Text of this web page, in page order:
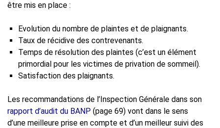
être mis en place :
Evolution du nombre de plaintes et de plaignants.
Taux de récidive des contrevenants.
Temps de résolution des plaintes (c’est un élément
primordial pour les victimes de privation de sommeil).
Satisfaction des plaignants.
Les recommandations de l’Inspection Générale dans son
rapport d’audit du BANP (page 69) vont dans le sens
d’une meilleure prise en compte et d’un meilleur suivi des